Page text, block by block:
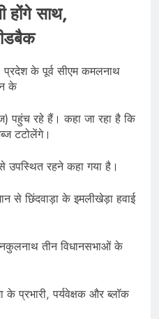
होंगे साथ,
प्रदेश के पूर्व सीएम कमलनाथ
के
पहुंच रहे हैं। कहा जा रहा है कि
टटोलेंगे।
रहने कहा गया है।
से छिंदवाड़ा के इमलीखेड़ा हवाई
तीन विधानसभाओं के
प्रभारी, पर्यवेक्षक और ब्लॉक